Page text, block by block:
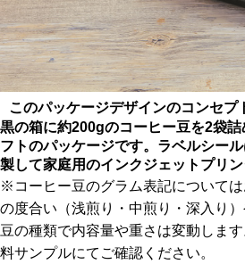
このパッケージデザインのコンセプ
黒の箱に約200gのコーヒー豆を2袋
フトのパッケージです。ラベルシー
製して家庭用のインクジェットプリン
※コーヒー豆のグラム表記について
の度合い（浅煎り・中煎り・深入り
豆の種類で内容量や重さは変動しま
料サンプルにてご確認ください。